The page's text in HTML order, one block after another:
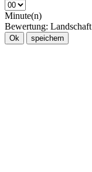
Minute(n)
Bewertung: Landschaft
Ok speichern